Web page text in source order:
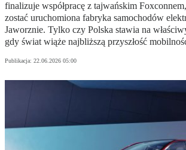
finalizuje współpracę z tajwańskim
zostać uruchomiona fabryka samochodów
Jaworznie. Tylko czy Polska stawia na
gdy świat wiąże najbliższą przyszłość
Publikacja: 22.06.2026 05:00